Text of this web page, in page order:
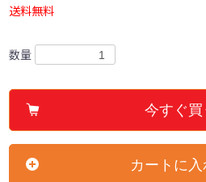
送料無料
数量
今すぐ買
カートに入